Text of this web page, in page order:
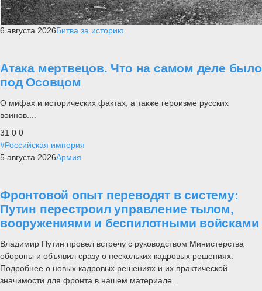
6 августа 2026Битва за историю
Атака мертвецов. Что на самом деле было
под Осовцом
О мифах и исторических фактах, а также героизме русских
воинов....
31 0 0
#Российская империя
5 августа 2026Армия
Фронтовой опыт переводят в систему:
Путин перестроил управление тылом,
вооружениями и беспилотными войсками
Владимир Путин провел встречу с руководством Министерства
обороны и объявил сразу о нескольких кадровых решениях.
Подробнее о новых кадровых решениях и их практической
значимости для фронта в нашем материале.